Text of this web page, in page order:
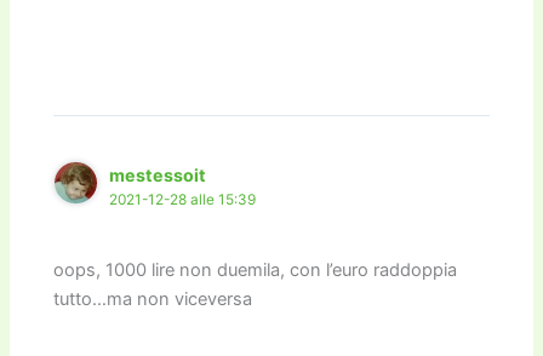
mestessoit
2021-12-28 alle 15:39
oops, 1000 lire non duemila, con l’euro raddoppia
tutto…ma non viceversa